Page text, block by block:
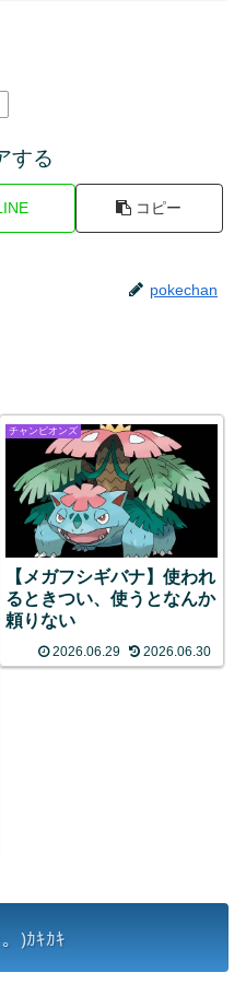
する
コピー
pokechan
チャンピオンズ
【メガフシギバナ】使われ
るときつい、使うとなんか
頼りない
2026.06.29 2026.06.30
)ｶｷｶｷ